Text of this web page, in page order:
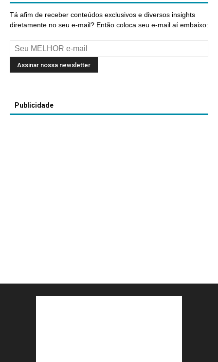
Tá afim de receber conteúdos exclusivos e diversos insights
diretamente no seu e-mail? Então coloca seu e-mail aí embaixo:
Publicidade